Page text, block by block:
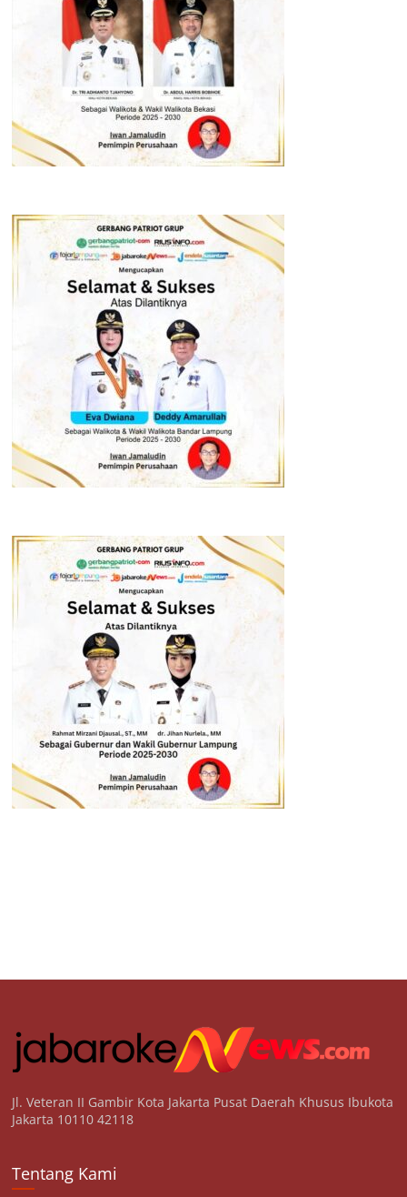
Jl. Veteran II Gambir Kota Jakarta Pusat Daerah Khusus Ibukota
Jakarta 10110 42118
Tentang Kami